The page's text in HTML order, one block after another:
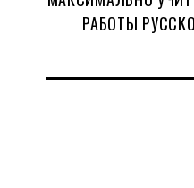
РАБОТЫ